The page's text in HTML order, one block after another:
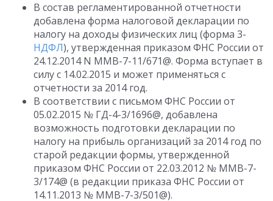
В состав регламентированной отчетности
добавлена форма налоговой декларации по
налогу на доходы физических лиц (форма 3-
НДФЛ), утвержденная приказом ФНС России от
24.12.2014 N ММВ-7-11/671@. Форма вступает в
силу с 14.02.2015 и может применяться с
отчетности за 2014 год.
В соответствии с письмом ФНС России от
05.02.2015 № ГД-4-3/1696@, добавлена
возможность подготовки декларации по
налогу на прибыль организаций за 2014 год по
старой редакции формы, утвержденной
приказом ФНС России от 22.03.2012 № ММВ-7-
3/174@ (в редакции приказа ФНС России от
14.11.2013 № ММВ-7-3/501@).